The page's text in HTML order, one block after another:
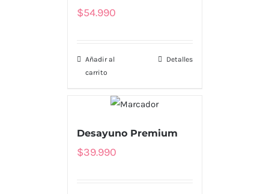
$54.990
Añadir al
carrito
Detalles
Desayuno Premium
$39.990